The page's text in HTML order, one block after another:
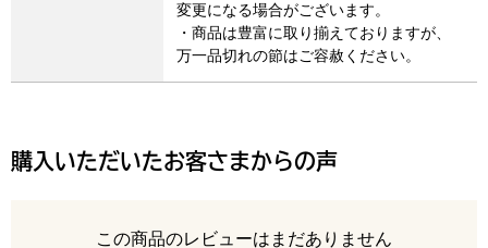
変更になる場合がございます。
・商品は豊富に取り揃えておりますが、
万一品切れの節はご容赦ください。
購入いただいたお客さまからの声
レビュー
この商品のレビューはまだありません